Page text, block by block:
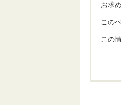
お求
この
この